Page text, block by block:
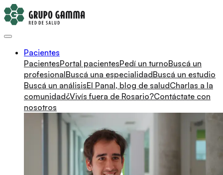
Pacientes
PacientesPortal pacientesPedí un turnoBuscá un
profesionalBuscá una especialidadBuscá un estudio
Buscá un análisisEl Panal, blog de saludCharlas a la
comunidad¿Vivís fuera de Rosario?Contáctate con
nosotros